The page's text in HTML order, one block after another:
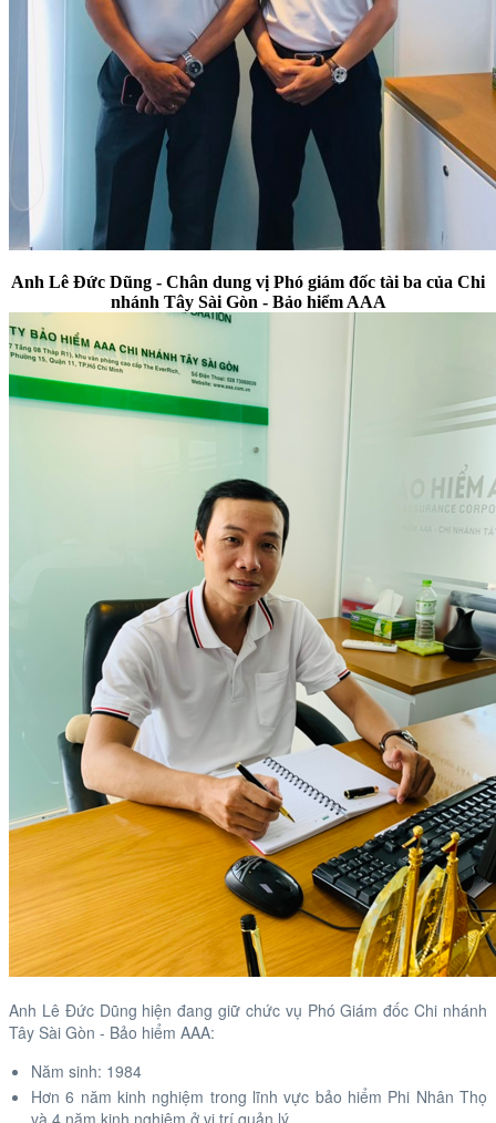
Anh Lê Đức Dũng - Chân dung vị Phó giám đốc tài ba của Chi
nhánh Tây Sài Gòn - Bảo hiểm AAA
Anh Lê Đức Dũng hiện đang giữ chức vụ Phó Giám đốc Chi nhánh
Tây Sài Gòn - Bảo hiểm AAA:
Năm sinh: 1984
Hơn 6 năm kinh nghiệm trong lĩnh vực bảo hiểm Phi Nhân Thọ